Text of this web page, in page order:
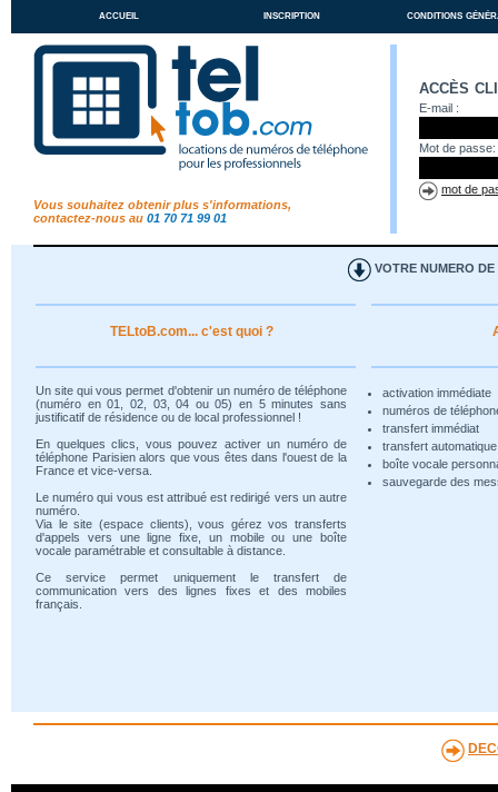
accueil inscription conditions
Vous souhaitez obtenir plus s'informations,
contactez-nous au 01 70 71 99 01
accès
E-mail :
Mot de passe:
mot de
VOTRE NUMERO DE
TELtoB.com... c'est quoi ?
Un site qui vous permet d'obtenir un numéro de téléphone
(numéro en 01, 02, 03, 04 ou 05) en 5 minutes sans
justificatif de résidence ou de local professionnel !
En quelques clics, vous pouvez activer un numéro de
téléphone Parisien alors que vous êtes dans l'ouest de la
France et vice-versa.
Le numéro qui vous est attribué est redirigé vers un autre
numéro.
Via le site (espace clients), vous gérez vos transferts
d'appels vers une ligne fixe, un mobile ou une boîte
vocale paramétrable et consultable à distance.
Ce service permet uniquement le transfert de
communication vers des lignes fixes et des mobiles
français.
activation immédiate
numéros de
transfert immédiat
transfert
boîte vocale
sauvegarde des